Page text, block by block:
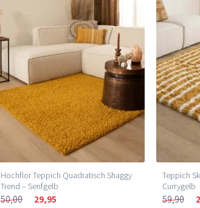
Hochflor Teppich Quadratisch Shaggy
Trend – Senfgelb
50,00 29,95
Teppich
Currygelb
59,90